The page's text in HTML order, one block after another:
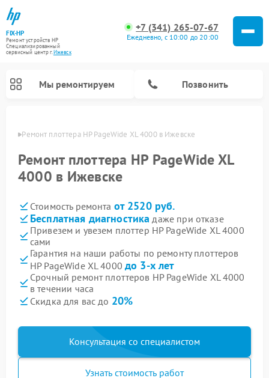
FIX-HP
Ремонт устройств HP
Специализированный
cервисный центр г.Ижевск
+7 (341) 265-07-67
Ежедневно, с 10:00 до 20:00
Мы ремонтируем Позвонить
Ремонт плоттера HP PageWide XL 4000 в Ижевске
Ремонт плоттера HP PageWide XL
4000 в Ижевске
Стоимость ремонта от 2520 руб.
Бесплатная диагностика даже при отказе
Привезем и увезем плоттер HP PageWide XL 4000
сами
Гарантия на наши работы по ремонту плоттеров
HP PageWide XL 4000 до 3-х лет
Срочный ремонт плоттеров HP PageWide XL 4000
в течении часа
Скидка для вас до 20%
Консультация со специалистом
Узнать стоимость работ